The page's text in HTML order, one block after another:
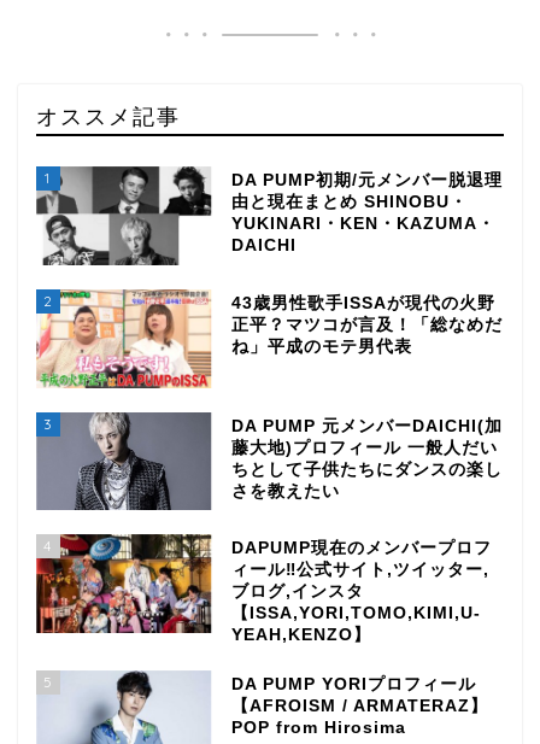
オススメ記事
1
DA PUMP初期/元メンバー脱退理
由と現在まとめ SHINOBU・
YUKINARI・KEN・KAZUMA・
DAICHI
2
43歳男性歌手ISSAが現代の火野
正平？マツコが言及！「総なめだ
ね」平成のモテ男代表
3
DA PUMP 元メンバーDAICHI(加
藤大地)プロフィール 一般人だい
ちとして子供たちにダンスの楽し
さを教えたい
4
DAPUMP現在のメンバープロフ
ィール‼公式サイト,ツイッター,
ブログ,インスタ
【ISSA,YORI,TOMO,KIMI,U-
YEAH,KENZO】
5
DA PUMP YORIプロフィール
【AFROISM / ARMATERAZ】
POP from Hirosima